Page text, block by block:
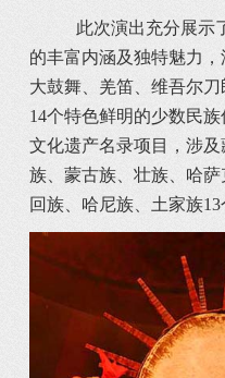
此次演出充分展示
的丰富内涵及独特魅力
大鼓舞、羌笛、维吾尔
14个特色鲜明的少数民
文化遗产名录项目，涉
族、蒙古族、壮族、哈萨
回族、哈尼族、土家族13